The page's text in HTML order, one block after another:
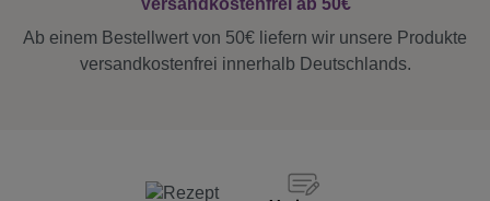
Versandkostenfrei ab 50€
Ab einem Bestellwert von 50€ liefern wir unsere Produkte
versandkostenfrei innerhalb Deutschlands.